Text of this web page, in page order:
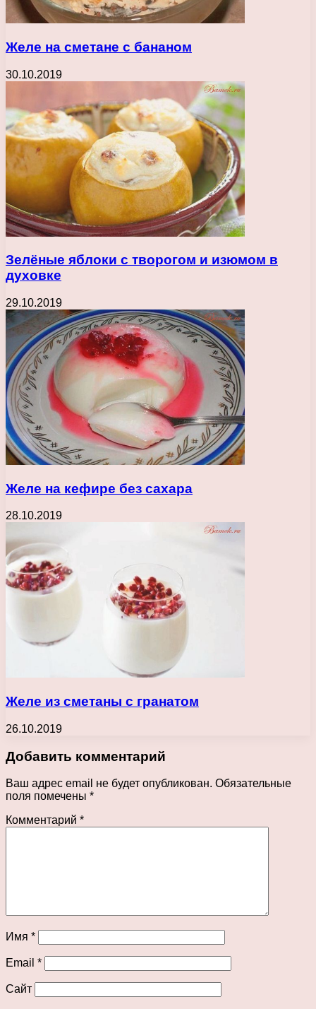
Желе на сметане с бананом
30.10.2019
Зелёные яблоки с творогом и изюмом в
духовке
29.10.2019
Желе на кефире без сахара
28.10.2019
Желе из сметаны с гранатом
26.10.2019
Добавить комментарий
Ваш адрес email не будет опубликован. Обязательные
поля помечены *
Комментарий *
Имя *
Email *
Сайт